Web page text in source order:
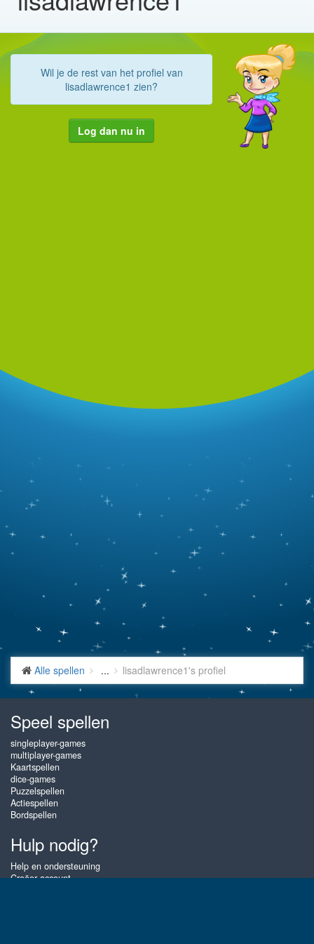
Wil je de rest van het profiel van
lisadlawrence1 zien?
Log dan nu in
Alle spellen ... lisadlawrence1's profiel
Speel spellen
singleplayer-games
multiplayer-games
Kaartspellen
dice-games
Puzzelspellen
Actiespellen
Bordspellen
Hulp nodig?
Help en ondersteuning
Creëer account